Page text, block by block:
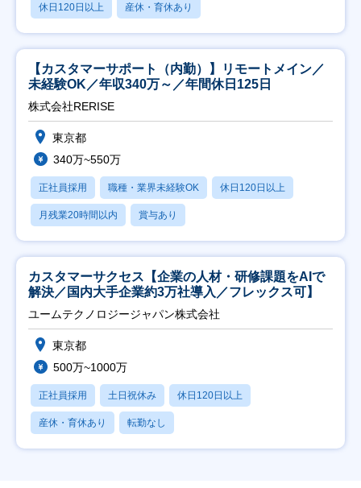
休日120日以上 産休・育休あり
【カスタマーサポート（内勤）】リモートメイン／
未経験OK／年収340万～／年間休日125日
株式会社RERISE
東京都
340万~550万
正社員採用 職種・業界未経験OK 休日120日以上
月残業20時間以内 賞与あり
カスタマーサクセス【企業の人材・研修課題をAIで
解決／国内大手企業約3万社導入／フレックス可】
ユームテクノロジージャパン株式会社
東京都
500万~1000万
正社員採用 土日祝休み 休日120日以上
産休・育休あり 転勤なし